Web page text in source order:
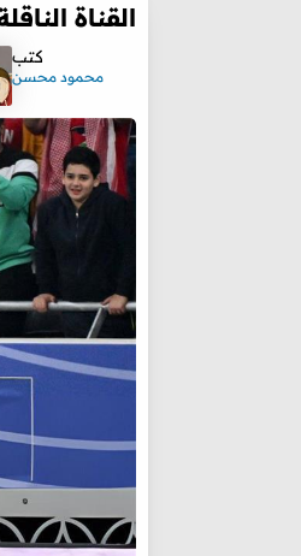
القناة
كتب
محمود محسن